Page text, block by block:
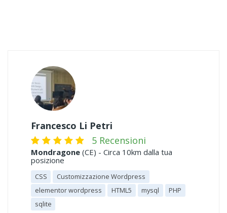
Francesco Li Petri
5 Recensioni
Mondragone (CE) - Circa 10km dalla tua
posizione
CSS
Customizzazione Wordpress
elementor wordpress
HTML5 mysql
PHP
sqlite